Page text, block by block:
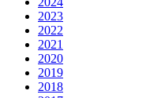
2023
2022
2021
2020
2019
2018